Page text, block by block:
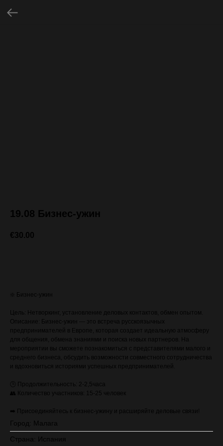
19.08 Бизнес-ужин
€30.00
❇️ Бизнес-ужин
Цель: Нетворкинг, установление деловых контактов, обмен опытом.
Описание: Бизнес-ужин — это встреча русскоязычных
предпринимателей в Европе, которая создает идеальную атмосферу
для общения, обмена знаниями и поиска новых партнеров. На
мероприятии вы сможете познакомиться с представителями малого и
среднего бизнеса, обсудить возможности совместного сотрудничества
и вдохновиться историями успешных предпринимателей.
🕒 Продолжительность: 2-2,5часа
👥 Количество участников: 15-25 человек
➡️ Присоединяйтесь к бизнес-ужину и расширяйте деловые связи!
Город: Малага
Страна: Испания